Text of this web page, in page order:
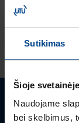
Sutikimas
Šioje
Naudojame
bei skelbimus,
Turite